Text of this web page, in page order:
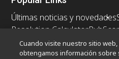
Últimas noticias y novedades
Resolution Calculator
Nikon Small World
Cuando visite nuestro sitio
obtengamos información sobre